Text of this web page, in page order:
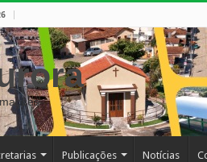
Publicações Notícias